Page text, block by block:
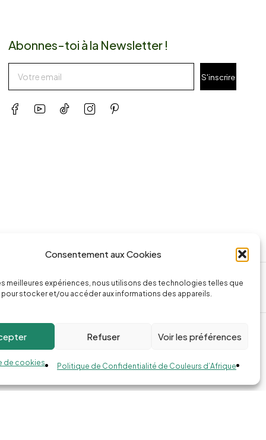
Consentement aux Cookies
meilleures expériences, nous utilisons des technologies telles que
stocker et/ou accéder aux informations des appareils.
Refuser Voir les préférences
de cookies Politique de Confidentialité de Couleurs d’Afrique
Abonnes-toi à la Newsletter !
S'inscrire
Appeler la boutique
(+262) 0262 43 50 38